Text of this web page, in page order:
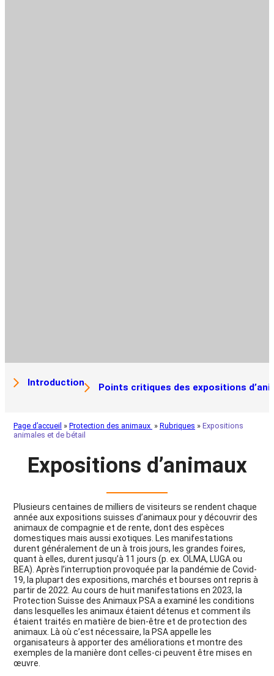
Introduction Points critiques des expositions
Page d’accueil » Protection des animaux » Rubriques » Expositions
animales et de bétail
Expositions d’animaux
Plusieurs centaines de milliers de visiteurs se rendent chaque
année aux expositions suisses d’animaux pour y découvrir des
animaux de compagnie et de rente, dont des espèces
domestiques mais aussi exotiques. Les manifestations
durent généralement de un à trois jours, les grandes foires,
quant à elles, durent jusqu’à 11 jours (p. ex. OLMA, LUGA ou
BEA). Après l’interruption provoquée par la pandémie de Covid-
19, la plupart des expositions, marchés et bourses ont repris à
partir de 2022. Au cours de huit manifestations en 2023, la
Protection Suisse des Animaux PSA a examiné les conditions
dans lesquelles les animaux étaient détenus et comment ils
étaient traités en matière de bien-être et de protection des
animaux. Là où c’est nécessaire, la PSA appelle les
organisateurs à apporter des améliorations et montre des
exemples de la manière dont celles-ci peuvent être mises en
œuvre.